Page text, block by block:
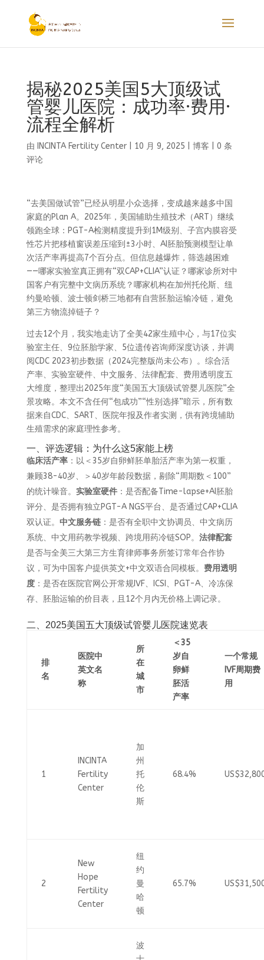
揭秘2025美国5大顶级试
管婴儿医院：成功率·费用·
流程全解析
由 INCINTA Fertility Center| 10 月 9, 2025 博客
0 条
评论
“去美国做试管”已经从明星小众选择，变成越来越多中国
家庭的Plan A。2025年，美国辅助生殖技术（ART）继续
领跑全球：PGT-A检测精度提升到1M级别、子宫内膜容受
性芯片把移植窗误差压缩到±3小时、AI胚胎预测模型让单
次活产率再提高7个百分点。但信息越爆炸，筛选越困难
——哪家实验室真正拥有“双CAP+CLIA”认证？哪家诊所对中
国客户有完整中文病历系统？哪家机构在加州托伦斯、纽
约曼哈顿、波士顿剑桥三地都有自营胚胎运输冷链，避免
第三方物流掉链子？
过去12个月，我实地走访了全美42家生殖中心，与17位实
验室主任、9位胚胎学家、5位遗传咨询师深度访谈，并调
阅CDC 2023初步数据（2024完整版尚未公布）。综合活
产率、实验室硬件、中文服务、法律配套、费用透明度五
大维度，整理出2025年度“美国五大顶级试管婴儿医院”全
景攻略。本文不含任何“包成功”“性别选择”暗示，所有数
据来自CDC、SART、医院年报及作者实测，供有跨境辅助
生殖需求的家庭理性参考。
一、评选逻辑：为什么这5家能上榜
临床活产率：以＜35岁自卵鲜胚单胎活产率为第一权重，
兼顾38-40岁、＞40岁年龄段数据，剔除“周期数＜100”
的统计噪音。 实验室硬件：是否配备Time-lapse+AI胚胎
评分、是否拥有独立PGT-A NGS平台、是否通过CAP+CLIA
双认证。 中文服务链：是否有全职中文协调员、中文病历
系统、中文用药教学视频、跨境用药冷链SOP。 法律配套
是否与全美三大第三方生育律师事务所签订常年合作协
议，可为中国客户提供英文+中文双语合同模板。 费用透明
度：是否在医院官网公开常规IVF、ICSI、PGT-A、冷冻保
存、胚胎运输的价目表，且12个月内无价格上调记录。
二、2025美国五大顶级试管婴儿医院速览表
排
名
医院中
英文名
称
所
在
城
市
＜35
岁自
卵鲜
胚活
产率
一个常规
IVF周期费
用
1
INCINTA
Fertility
Center
加
州
托
伦
斯
68.4%
2
New
Hope
Fertility
Center
纽
约
曼
哈
顿
65.7%
波